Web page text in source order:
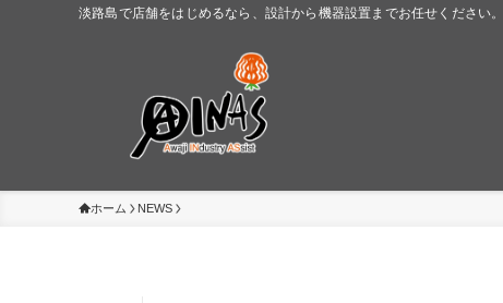
淡路島で店舗をはじめるなら、設計から機器設置までお任せください
ホーム NEWS